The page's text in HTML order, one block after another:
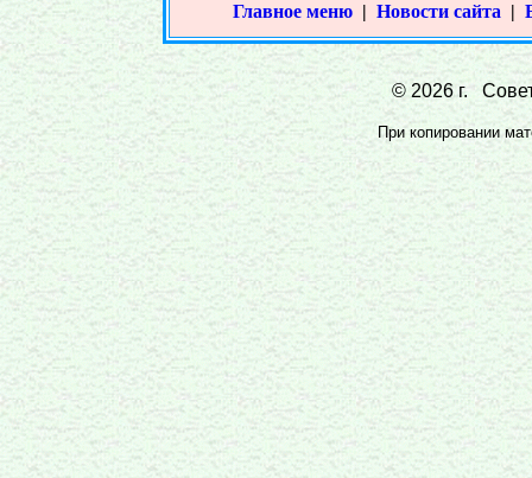
Главное меню | Новости сайта |
© 2026 г.
При копировании